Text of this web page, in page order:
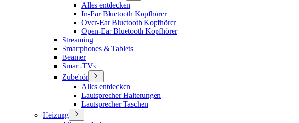
Alles entdecken
In-Ear Bluetooth Kopfhörer
Over-Ear Bluetooth Kopfhörer
Open-Ear Bluetooth Kopfhörer
Streaming
Smartphones & Tablets
Beamer
Smart-TVs
Zubehör
Alles entdecken
Lautsprecher Halterungen
Lautsprecher Taschen
Heizung